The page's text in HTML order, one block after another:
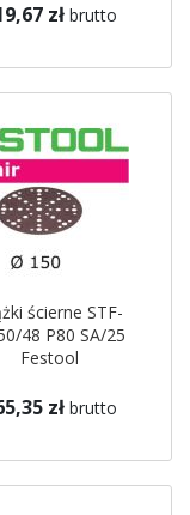
zł brutto
ścierne STF-
48 P80 SA/25
Festool
zł brutto